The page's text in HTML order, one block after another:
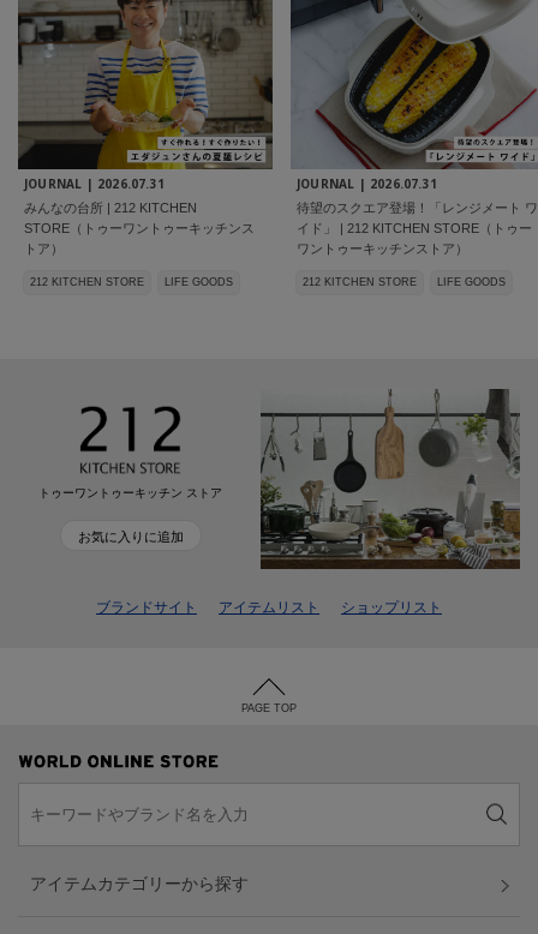
JOURNAL | 2026.07.31
みんなの台所 | 212 KITCHEN
STORE（トゥーワントゥーキッチンス
トア）
212 KITCHEN STORE LIFE GOODS
JOURNAL | 2026.07.31
待望のスクエア登場！「レンジメート ワ
イド」 | 212 KITCHEN STORE（トゥー
ワントゥーキッチンストア）
212 KITCHEN STORE LIFE GOODS
トゥーワントゥーキッチン ストア
お気に入りに追加
ブランドサイト アイテムリスト ショップリスト
PAGE TOP
アイテムカテゴリーから探す